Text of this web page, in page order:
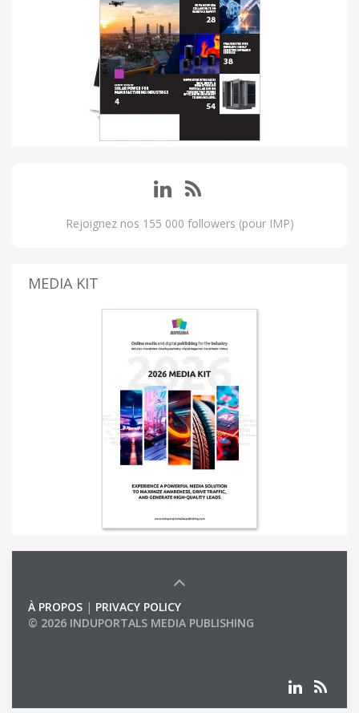
Rejoignez nos 155 000 followers (pour IMP)
MEDIA KIT
À PROPOS | PRIVACY POLICY
© 2026 INDUPORTALS MEDIA PUBLISHING